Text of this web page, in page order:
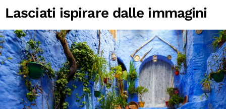
Lasciati ispirare dalle immagini